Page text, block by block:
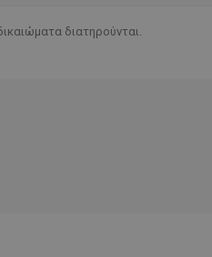
διατηρούνται.